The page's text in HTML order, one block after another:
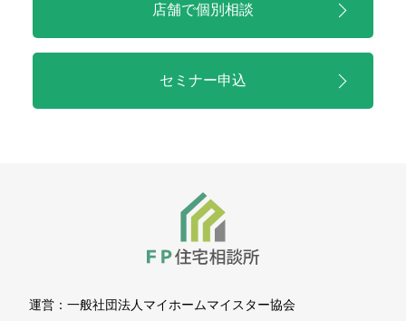
店舗で個別相談
セミナー申込
運営： 一般社団法人マイホームマイスター協会